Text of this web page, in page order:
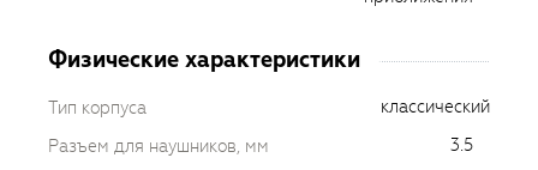
Физические характеристики
Тип корпуса
классический
Разъем для наушников, мм
3.5